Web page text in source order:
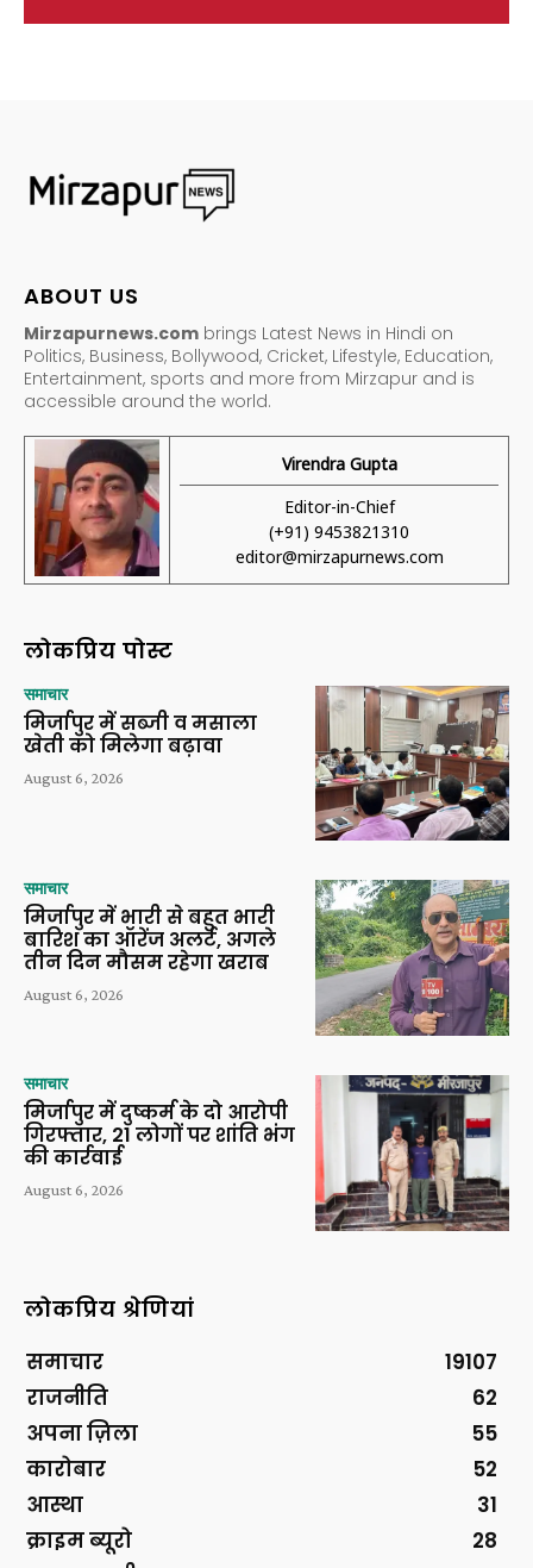
ABOUT US
Mirzapurnews.com brings Latest News in Hindi on
Politics, Business, Bollywood, Cricket, Lifestyle, Education,
Entertainment, sports and more from Mirzapur and is
accessible around the world.
Virendra Gupta
Editor-in-Chief
(+91) 9453821310
editor@mirzapurnews.com
लोकप्रिय पोस्ट
समाचार
मिर्जापुर में सब्जी व मसाला
खेती को मिलेगा बढ़ावा
August 6, 2026
समाचार
मिर्जापुर में भारी से बहुत भारी
बारिश का ऑरेंज अलर्ट, अगले
तीन दिन मौसम रहेगा खराब
August 6, 2026
समाचार
मिर्जापुर में दुष्कर्म के दो आरोपी
गिरफ्तार, 21 लोगों पर शांति भंग
की कार्रवाई
August 6, 2026
लोकप्रिय श्रेणियां
समाचार
19107
राजनीति
62
अपना ज़िला
55
कारोबार
52
आस्था
31
क्राइम ब्यूरो
28